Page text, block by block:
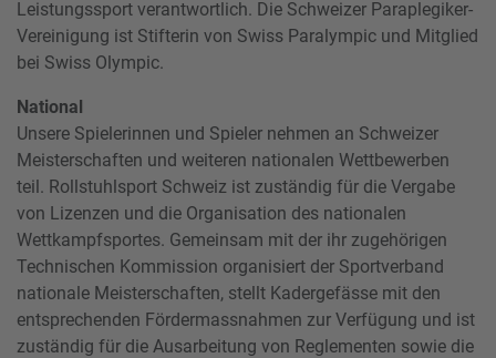
Leistungssport verantwortlich. Die Schweizer Paraplegiker-
Vereinigung ist Stifterin von Swiss Paralympic und Mitglied
bei Swiss Olympic.
National
Unsere Spielerinnen und Spieler nehmen an Schweizer
Meisterschaften und weiteren nationalen Wettbewerben
teil. Rollstuhlsport Schweiz ist zuständig für die Vergabe
von Lizenzen und die Organisation des nationalen
Wettkampfsportes. Gemeinsam mit der ihr zugehörigen
Technischen Kommission organisiert der Sportverband
nationale Meisterschaften, stellt Kadergefässe mit den
entsprechenden Fördermassnahmen zur Verfügung und ist
zuständig für die Ausarbeitung von Reglementen sowie die